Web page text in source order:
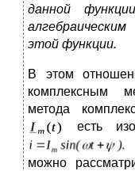
данной
этой функции.
В этом
комплексным
метода
есть
можно